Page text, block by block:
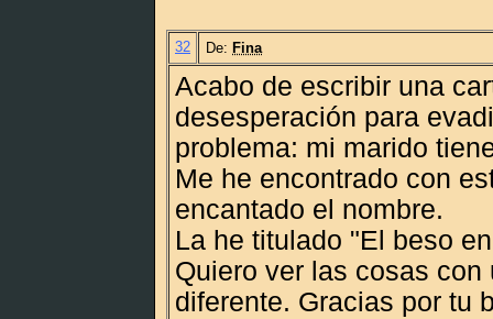
32 De: Fina
Acabo de escribir una
desesperación para
problema: mi marido
Me he encontrado con
encantado el nombre.
La he titulado "El beso
Quiero ver las cosas con
diferente. Gracias por tu